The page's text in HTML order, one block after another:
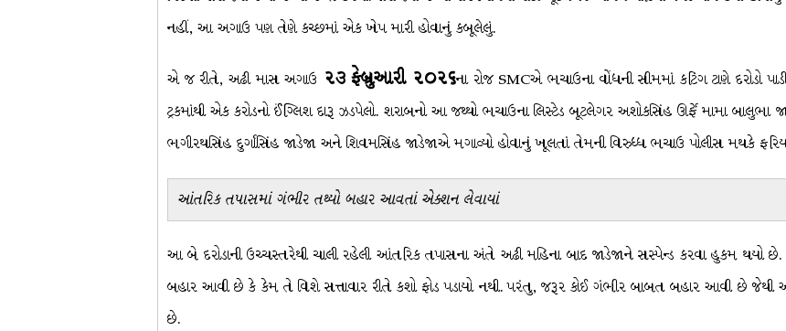
નહીં, આ અગાઉ પણ તેણે કચ્છમાં એક ખેપ મારી હોવાનું કબૂલેલું.
એ જ રીતે, અઢી માસ અગાઉ ૨૩ ફેબ્રુઆરી ૨૦૨૬ના રોજ SMCએ ભચાઉના વોંધની સીમમાં કટિંગ ટાણે દરોડો
ટ્રકમાંથી એક કરોડનો ઈંગ્લિશ દારૂ ઝડપેલો. શરાબનો આ જથ્થો ભચાઉના લિસ્ટેડ બૂટલેગર અશોકસિંહ ઊર્ફે મામા બાલુભા
ભગીરથસિંહ દુર્ગાસિંહ જાડેજા અને શિવમસિંહ જાડેજાએ મગાવ્યો હોવાનું ખૂલતાં તેમની વિરુધ્ધ ભચાઉ પોલીસ મથકે
આંતરિક તપાસમાં ગંભીર તથ્યો બહાર આવતાં એક્શન લેવાયાં
આ બે દરોડાની ઉચ્ચસ્તરેથી ચાલી રહેલી આંતરિક તપાસના અંતે અઢી મહિના બાદ જાડેજાને સસ્પેન્ડ કરવા હુકમ થયો છે.
બહાર આવી છે કે કેમ તે વિશે સત્તાવાર રીતે કશો ફોડ પડાયો નથી. પરંતુ, જરૂર કોઈ ગંભીર બાબત બહાર આવી છે જેથી
છે.